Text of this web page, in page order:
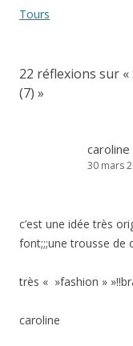
des
Tours
22 réflexions sur «
(7) »
caroline
30 mars
c’est une idée très
font;;;une trousse de
très « »fashion »
caroline